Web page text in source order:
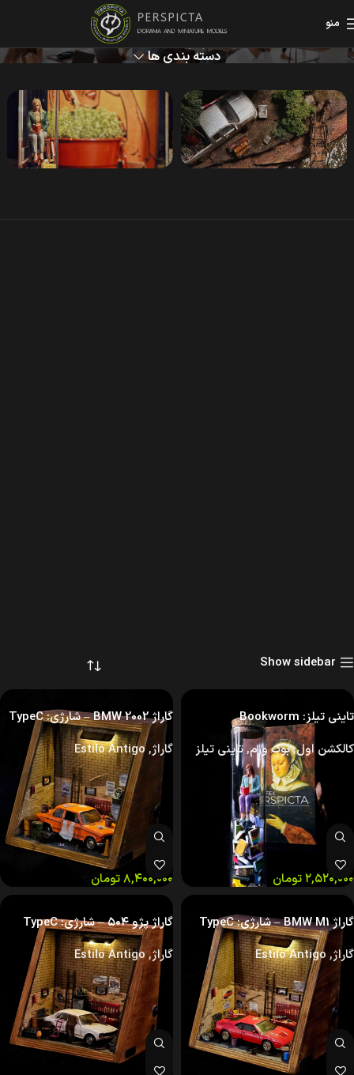
منو فروشگاه
دسته بندی ها
Show sidebar
تاینی تیلز: Bookworm
کالکشن اول,بوک ورم,تاینی تیلز
۲,۵۲۰,۰۰۰تومان
گاراژ BMW 2002 – شارژی: TypeC
گاراژ,
Estilo Antigo
۸,۴۰۰,۰۰۰تومان
گاراژ BMW M1 – شارژی: TypeC
گاراژ,
Estilo Antigo
گاراژ پژو ۵۰۴ – شارژی: TypeC
گاراژ,
Estilo Antigo